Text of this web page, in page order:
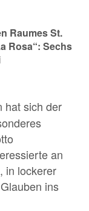
Raumes St.
Rosa“: Sechs
hat sich der
an
in lockerer
ins